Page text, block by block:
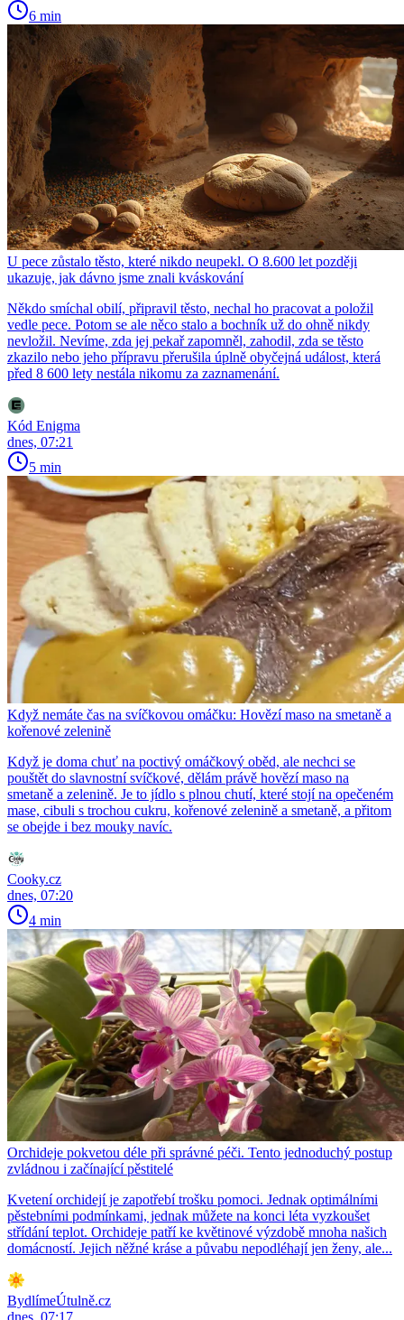
6 min
U pece zůstalo těsto, které nikdo neupekl. O 8.600 let později
ukazuje, jak dávno jsme znali kváskování
Někdo smíchal obilí, připravil těsto, nechal ho pracovat a položil
vedle pece. Potom se ale něco stalo a bochník už do ohně nikdy
nevložil. Nevíme, zda jej pekař zapomněl, zahodil, zda se těsto
zkazilo nebo jeho přípravu přerušila úplně obyčejná událost, která
před 8 600 lety nestála nikomu za zaznamenání.
Kód Enigma
dnes, 07:21
5 min
Když nemáte čas na svíčkovou omáčku: Hovězí maso na smetaně a
kořenové zelenině
Když je doma chuť na poctivý omáčkový oběd, ale nechci se
pouštět do slavnostní svíčkové, dělám právě hovězí maso na
smetaně a zelenině. Je to jídlo s plnou chutí, které stojí na opečeném
mase, cibuli s trochou cukru, kořenové zelenině a smetaně, a přitom
se obejde i bez mouky navíc.
Cooky.cz
dnes, 07:20
4 min
Orchideje pokvetou déle při správné péči. Tento jednoduchý postup
zvládnou i začínající pěstitelé
Kvetení orchidejí je zapotřebí trošku pomoci. Jednak optimálními
pěstebními podmínkami, jednak můžete na konci léta vyzkoušet
střídání teplot. Orchideje patří ke květinové výzdobě mnoha našich
domácností. Jejich něžné kráse a půvabu nepodléhají jen ženy, ale...
BydlímeÚtulně.cz